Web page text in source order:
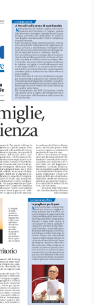
per
città,
le
perché è una
il mare e la
le opere
MEM una
vetrate dello
luminosità
con i colori
al 30
dal